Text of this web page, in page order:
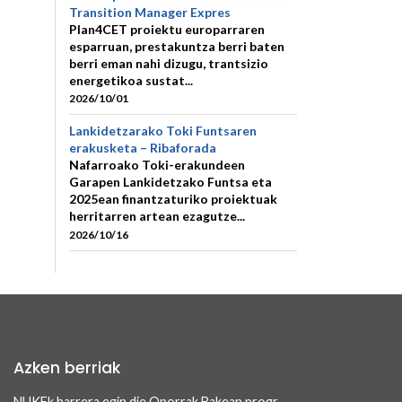
Transition Manager Expres
Plan4CET proiektu europarraren
esparruan, prestakuntza berri baten
berri eman nahi dizugu, trantsizio
energetikoa sustat...
2026/10/01
Lankidetzarako Toki Funtsaren
erakusketa – Ribaforada
Nafarroako Toki-erakundeen
Garapen Lankidetzako Funtsa eta
2025ean finantzaturiko proiektuak
herritarren artean ezagutze...
2026/10/16
Azken berriak